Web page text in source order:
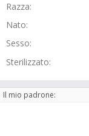
Razza:
Nato:
Sesso:
Sterilizzato:
Il mio padrone: